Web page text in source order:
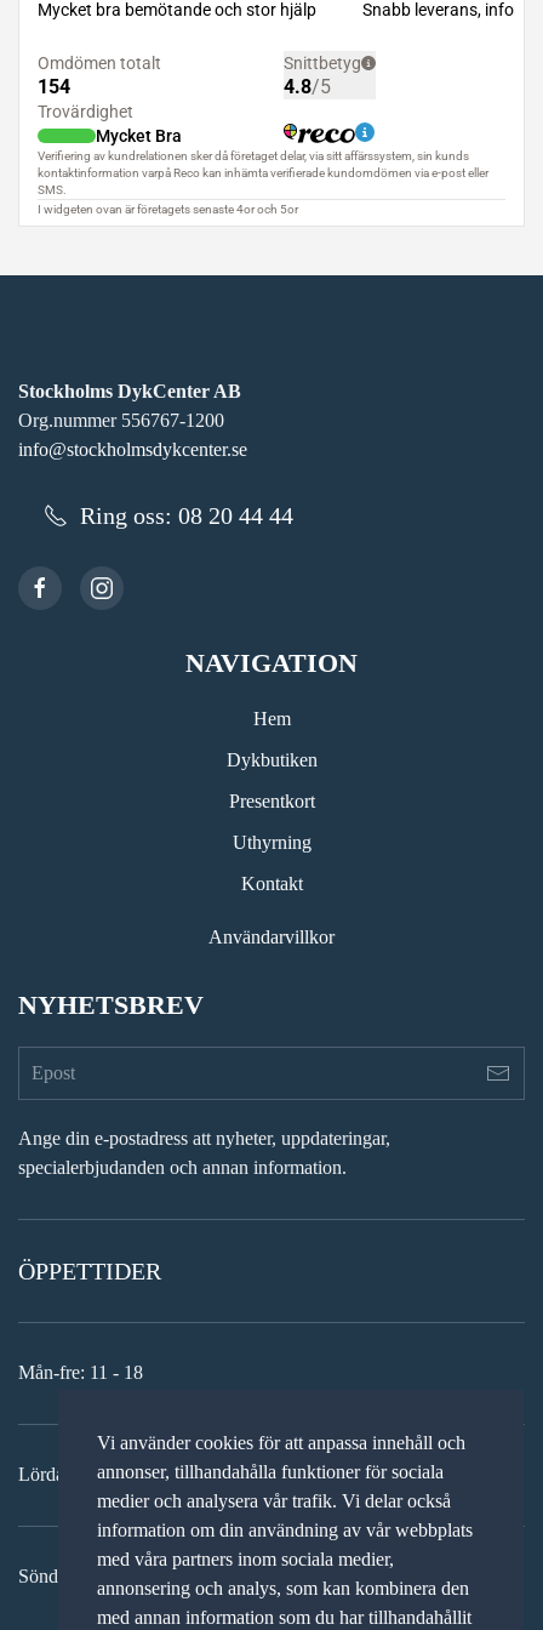
Vi använder cookies för att anpassa innehåll och
annonser, tillhandahålla funktioner för sociala
medier och analysera vår trafik. Vi delar också
information om din användning av vår webbplats
med våra partners inom sociala medier,
annonsering och analys, som kan kombinera den
med annan information som du har tillhandahållit
Stockholms DykCenter AB
Org.nummer 556767-1200
info@stockholmsdykcenter.se
Ring oss: 08 20 44 44
NAVIGATION
Hem
Dykbutiken
Presentkort
Uthyrning
Kontakt
Användarvillkor
NYHETSBREV
Ange din e-postadress att nyheter, uppdateringar,
specialerbjudanden och annan information.
ÖPPETTIDER
Mån-fre: 11 - 18
Lördag: 11-15
Söndag: STÄNGT